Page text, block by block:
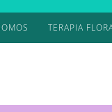
TERAPIA